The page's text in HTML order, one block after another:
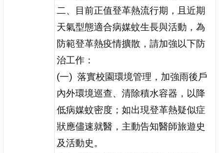
二、目前正值登革熱流行期，且近期
天氣型態適合病媒蚊生長與活動，為
防範登革熱疫情擴散，請加強以下防
治工作：
(一) 落實校園環境管理，加強雨後戶
內外環境巡查、清除積水容器，以降
低病媒蚊密度；如出現登革熱疑似症
狀應儘速就醫，主動告知醫師旅遊史
及活動史。